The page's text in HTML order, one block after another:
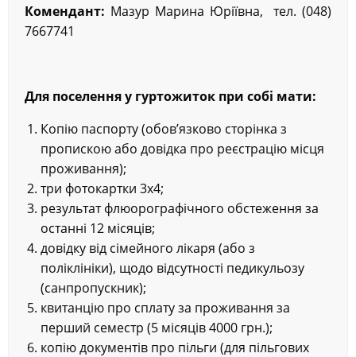
Комендант: Мазур Марина Юріївна, тел. (048)
7667741
Для поселення у гуртожиток при собі мати:
Копію паспорту (обов’язково сторінка з
пропискою або довідка про реєстрацію місця
проживання);
три фотокартки 3х4;
результат флюорографічного обстеження за
останні 12 місяців;
довідку від сімейного лікаря (або з
поліклініки), щодо відсутності педикульозу
(санпропускник);
квитанцію про сплату за проживання за
перший семестр (5 місяців 4000 грн.);
копію документів про пільги (для пільгових